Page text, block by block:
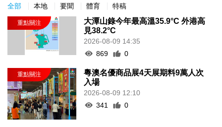
全部 本地 要聞 體育 特稿
大潭山錄今年最高溫35.9°C 外港高
見38.2°C
2026-08-09 14:35
869
0
粵澳名優商品展4天展期料9萬人次
入場
2026-08-09 12:10
341
0